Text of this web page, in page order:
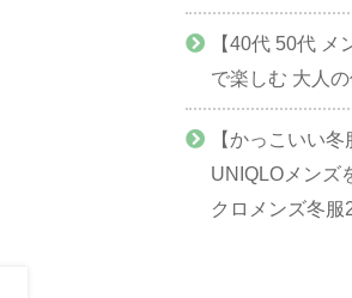
【40代 50代
で楽しむ 大人
【かっこいい
UNIQLOメンズ
クロメンズ冬服